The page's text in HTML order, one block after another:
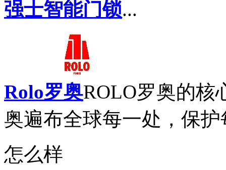
强士智能门锁...
Rolo罗奥ROLO罗奥的核
奥遍布全球每一处，保
怎么样